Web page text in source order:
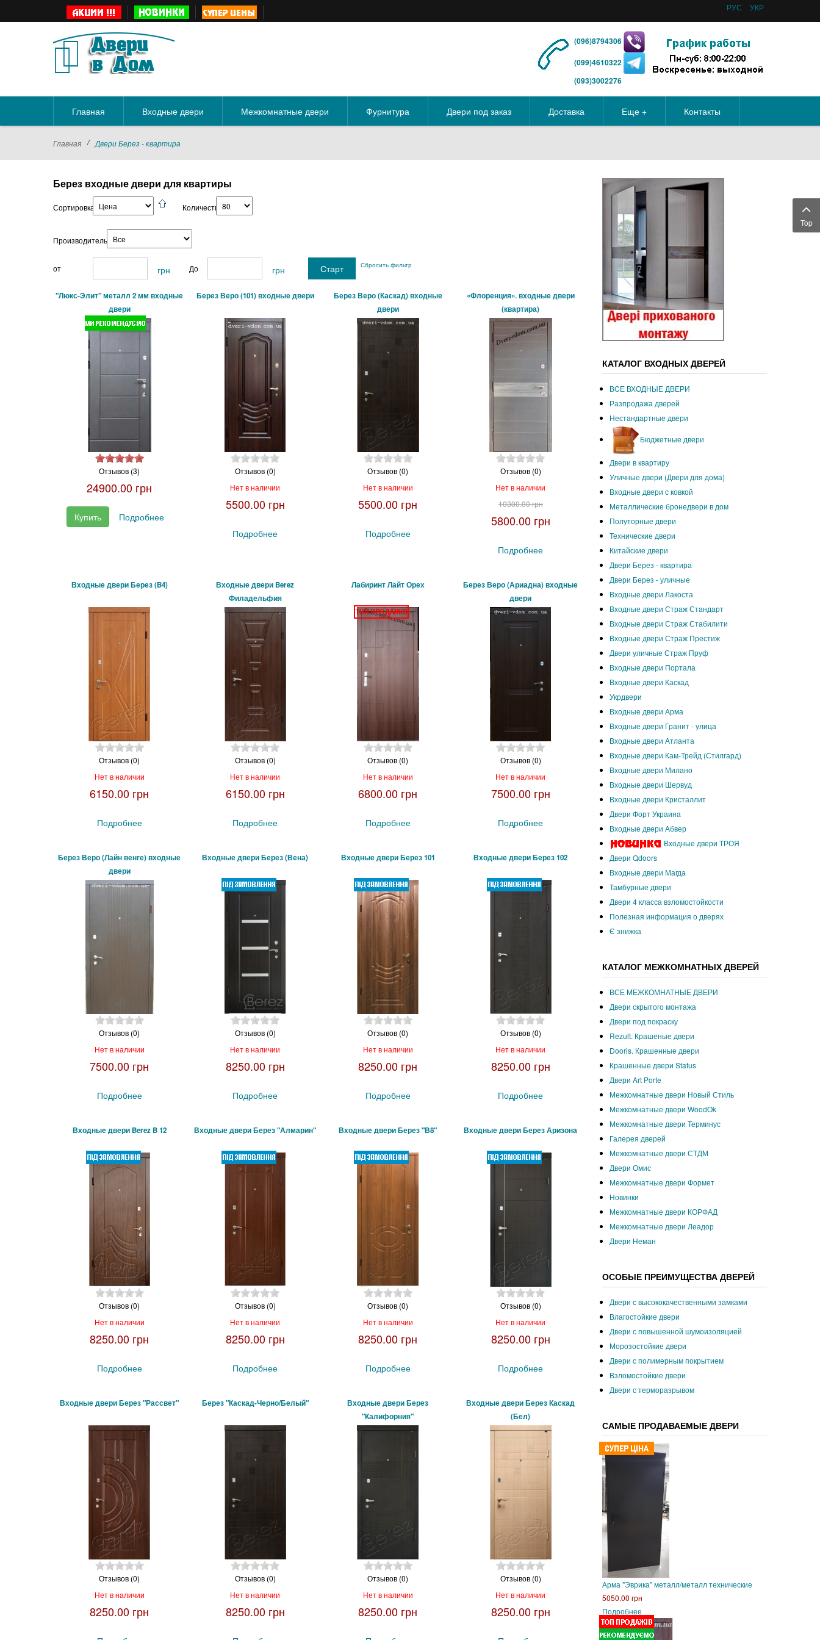
РУС УКР
(096)8794306
(099)4610322
(093)3002276
Главная Входные двери Межкомнатные двери Фурнитура Двери под заказ Доставка Еще + Контакты
Главная / Двери Берез - квартира
Берез входные двери для квартиры
Сортировка: Количество:
Производитель:
от грн До грн Сбросить фильтр
"Люкс-Элит" металл 2 мм входные
двери
Отзывов (3)
24900.00 грн
Купить Подробнее
Берез Веро (101) входные двери
Отзывов (0)
Нет в наличии
5500.00 грн
Подробнее
Берез Веро (Каскад) входные
двери
Отзывов (0)
Нет в наличии
5500.00 грн
Подробнее
«Флоренция». входные двери
(квартира)
Отзывов (0)
Нет в наличии
10300.00 грн
5800.00 грн
Подробнее
Входные двери Берез (B4)
Отзывов (0)
Нет в наличии
6150.00 грн
Подробнее
Входные двери Berez
Филадельфия
Отзывов (0)
Нет в наличии
6150.00 грн
Подробнее
Лабиринт Лайт Орех
Отзывов (0)
Нет в наличии
6800.00 грн
Подробнее
Берез Веро (Ариадна) входные
двери
Отзывов (0)
Нет в наличии
7500.00 грн
Подробнее
Берез Веро (Лайн венге) входные
двери
Отзывов (0)
Нет в наличии
7500.00 грн
Подробнее
Входные двери Берез (Вена)
Отзывов (0)
Нет в наличии
8250.00 грн
Подробнее
Входные двери Берез 101
Отзывов (0)
Нет в наличии
8250.00 грн
Подробнее
Входные двери Берез 102
Отзывов (0)
Нет в наличии
8250.00 грн
Подробнее
Входные двери Berez B 12
Отзывов (0)
Нет в наличии
8250.00 грн
Подробнее
Входные двери Берез "Алмарин"
Отзывов (0)
Нет в наличии
8250.00 грн
Подробнее
Входные двери Берез "В8"
Отзывов (0)
Нет в наличии
8250.00 грн
Подробнее
Входные двери Берез Аризона
Отзывов (0)
Нет в наличии
8250.00 грн
Подробнее
Входные двери Берез "Рассвет"
Отзывов (0)
Нет в наличии
8250.00 грн
Берез "Каскад-Черно/Белый"
Отзывов (0)
Нет в наличии
8250.00 грн
Входные двери Берез
"Калифорния"
Отзывов (0)
Нет в наличии
8250.00 грн
Входные двери Берез Каскад
(Бел)
Отзывов (0)
Нет в наличии
8250.00 грн
КАТАЛОГ ВХОДНЫХ ДВЕРЕЙ
ВCЕ ВХОДНЫЕ ДВЕРИ
Разпродажа дверей
Нестандартные двери
Бюджетные двери
Двери в квартиру
Уличные двери (Двери для дома)
Входные двери с ковкой
Металлические бронедвери в дом
Полуторные двери
Технические двери
Китайские двери
Двери Берез - квартира
Двери Берез - уличные
Входные двери Лакоста
Входные двери Страж Стандарт
Входные двери Страж Стабилити
Входные двери Страж Престиж
Двери уличные Страж Пруф
Входные двери Портала
Входные двери Каскад
Укрдвери
Входные двери Арма
Входные двери Гранит - улица
Входные двери Атланта
Входные двери Кам-Трейд (Стилгард)
Входные двери Милано
Входные двери Шервуд
Входные двери Кристаллит
Двери Форт Украина
Входные двери Абвер
Входные двери ТРОЯ
Двери Qdoors
Входные двери Магда
Тамбурные двери
Двери 4 класса взломостойкости
Полезная информация о дверях
Є знижка
КАТАЛОГ МЕЖКОМНАТНЫХ ДВЕРЕЙ
ВСЕ МЕЖКОМНАТНЫЕ ДВЕРИ
Двери скрытого монтажа
Двери под покраску
Rezult. Крашеные двери
Dooris. Крашенные двери
Крашенные двери Status
Двери Art Porte
Межкомнатные двери Новый Стиль
Межкомнатные двери WoodOk
Межкомнатные двери Терминус
Галерея дверей
Межкомнатные двери СТДМ
Двери Омис
Межкомнатные двери Формет
Новинки
Межкомнатные двери КОРФАД
Межкомнатные двери Леадор
Двери Неман
ОСОБЫЕ ПРЕИМУЩЕСТВА ДВЕРЕЙ
Двери с высококачественными замками
Влагостойкие двери
Двери с повышенной шумоизоляцией
Морозостойкие двери
Двери с полимерным покрытием
Взломостойкие двери
Двери с терморазрывом
САМЫЕ ПРОДАВАЕМЫЕ ДВЕРИ
Арма "Эврика" металл/металл технические
5050.00 грн
Подробнее
Top